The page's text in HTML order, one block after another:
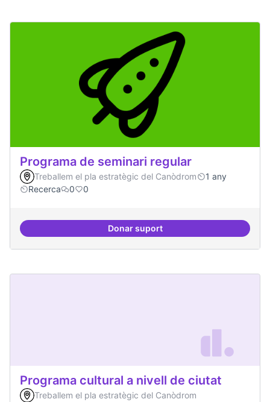
Programa de seminari regular
Treballem el pla estratègic del Canòdrom
1 any
Recerca
0 0
Donar suportPrograma de seminari regular
Programa cultural a nivell de ciutat
Treballem el pla estratègic del Canòdrom